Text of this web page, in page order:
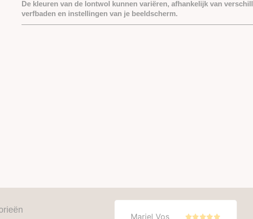
De kleuren van de lontwol kunnen variëren, afhankelijk van
verfbaden en instellingen van je beeldscherm.